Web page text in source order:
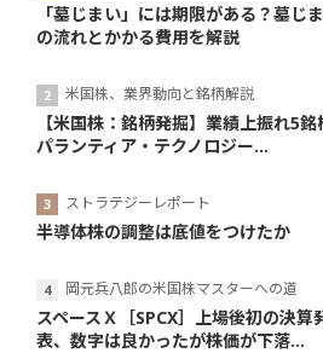
「墓じまい」には期限がある？墓じ
の流れとかかる費用を解説
米国株、業界動向と銘柄解説
【米国株：銘柄発掘】業績上振れ5銘
パランティア・テクノロジー...
ストラテジーレポート
半導体株の調整は底値をつけたか
岡元兵八郎の米国株マスターへの道
スペースＸ［SPCX］上場後初の決算
表、数字は良かったが株価が下落...